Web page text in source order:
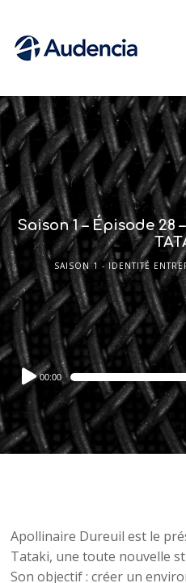
Saison 1 – Épisode
SAISON 1 - IDENTITÉ
Audio
Player
00:00
Apollinaire Dureuil est le
Tataki, une toute nouvelle
Son objectif : créer un